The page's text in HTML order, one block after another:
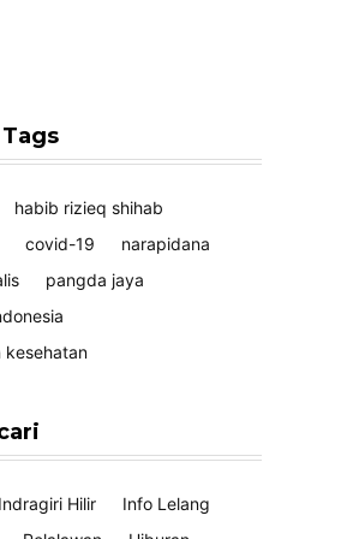
habib rizieq shihab
covid-19
narapidana
pangda jaya
kesehatan
Indragiri Hilir
Info Lelang